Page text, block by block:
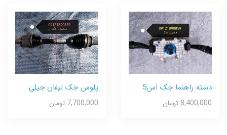
دسته راهنما جک اس5
8,400,000 تومان
پلوس جک لیفان جیلی
7,700,000 تومان